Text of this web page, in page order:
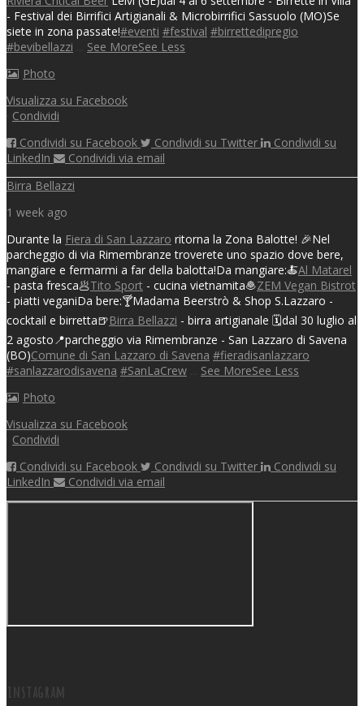
- Festival dei Birrifici Artigianali & Microbirrifici Sassuolo (MO)Se
siete in zona passate!#eventi #festival #birrettedipregio
#bevibellazzi
See MoreSee Less
Photo
Visualizza su Facebook
Condividi
Condividi su Facebook
Condividi su Twitter
Condividi su
LinkedIn
Condividi via email
Birra Bellazzi
1 week ago
Durante la Fiera di San Lazzaro ritorna la Zona Balotte! 🎉Nel
parcheggio di via Rimembranze troverete uno spazio dove bere,
mangiare e fermarmi a far della balotta!Da mangiare:🍝Al Matarel
- pasta fresca🥟Tito Sport - cucina vietnamita🧆ZEM Vegan Bistrot
- piatti veganiDa bere:🍸Madama Beerstrò & Shop S.Lazzaro -
cocktail e birretta🍺Birra Bellazzi - birra artigianale 🗓️dal 30 luglio al
2 agosto 📍parcheggio via Rimembranze - San Lazzaro di Savena
(BO)Comune di San Lazzaro di Savena #fieradisanlazzaro
#sanlazzarodisavena #SanLaCrew See MoreSee Less
Photo
Visualizza su Facebook
Condividi
Condividi su Facebook
Condividi su Twitter
Condividi su
LinkedIn
Condividi via email
instagram